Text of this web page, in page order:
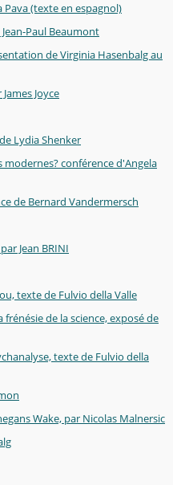
Pava (texte en espagnol)
Paul Beaumont
de Virginia Hasenbalg au
Joyce
Lydia Shenker
conférence d'Angela
de Bernard Vandermersch
Jean BRINI
texte de Fulvio della Valle
de la science, exposé de
texte de Fulvio della
Wake, par Nicolas Malnersic